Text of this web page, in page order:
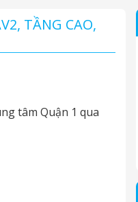
TẦNG CAO,
tâm Quận 1 qua